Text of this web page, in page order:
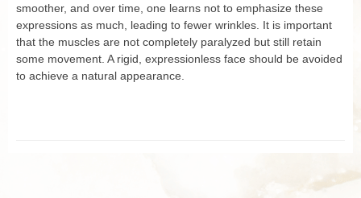
smoother, and over time, one learns not to emphasize these
expressions as much, leading to fewer wrinkles. It is important
that the muscles are not completely paralyzed but still retain
some movement. A rigid, expressionless face should be avoided
to achieve a natural appearance.